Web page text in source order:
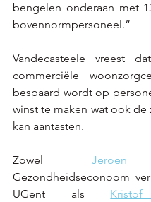
bengelen onderaan met
bovennormpersoneel.”
Vandecasteele vreest
commerciële
bespaard wordt op
winst te maken wat ook de
kan aantasten.
Zowel Jeroen
Gezondheidseconoom
UGent als